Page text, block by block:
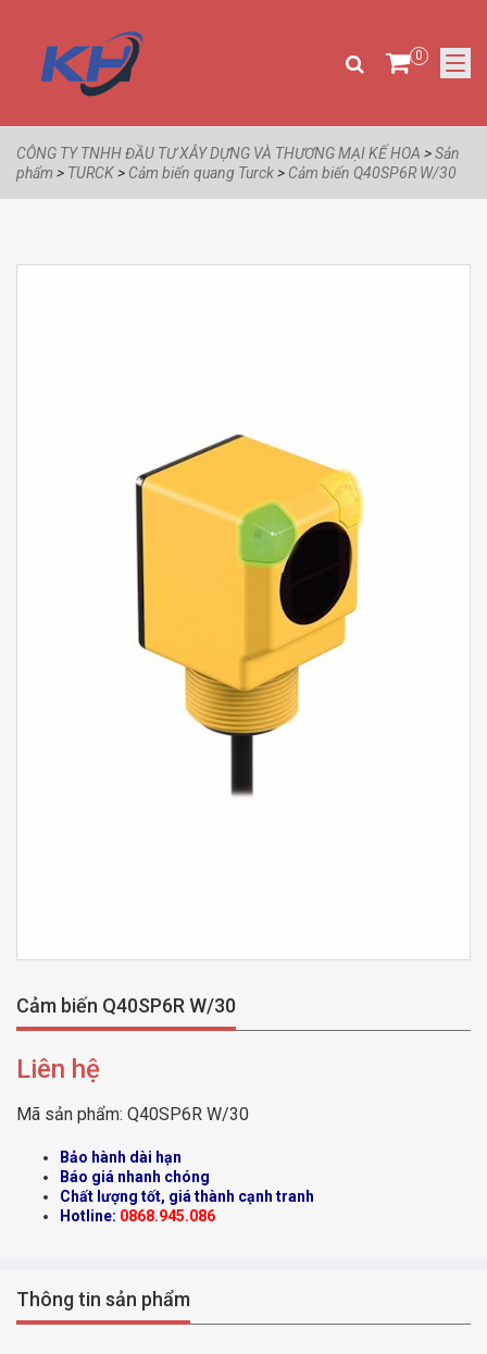
0
CÔNG TY TNHH ĐẦU TƯ XÂY DỰNG VÀ THƯƠNG MẠI KẾ HOA >Sản
phẩm > TURCK> Cảm biến quang Turck> Cảm biến Q40SP6R W/30
Cảm biến Q40SP6R W/30
Liên hệ
Mã sản phẩm: Q40SP6R W/30
Bảo hành dài hạn
Báo giá nhanh chóng
Chất lượng tốt, giá thành cạnh tranh
Hotline: 0868.945.086
Thông tin sản phẩm